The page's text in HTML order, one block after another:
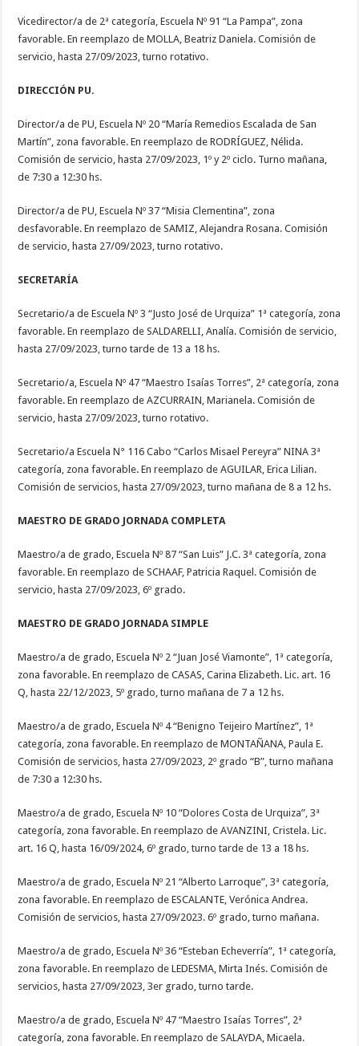
Vicedirector/a de 2ª categoría, Escuela Nº 91 “La Pampa”, zona
favorable. En reemplazo de MOLLA, Beatriz Daniela. Comisión de
servicio, hasta 27/09/2023, turno rotativo.
DIRECCIÓN PU.
Director/a de PU, Escuela Nº 20 “María Remedios Escalada de San
Martín”, zona favorable. En reemplazo de RODRÍGUEZ, Nélida.
Comisión de servicio, hasta 27/09/2023, 1º y 2º ciclo. Turno mañana,
de 7:30 a 12:30 hs.
Director/a de PU, Escuela Nº 37 “Misia Clementina”, zona
desfavorable. En reemplazo de SAMIZ, Alejandra Rosana. Comisión
de servicio, hasta 27/09/2023, turno rotativo.
SECRETARÍA
Secretario/a de Escuela Nº 3 “Justo José de Urquiza” 1ª categoría, zona
favorable. En reemplazo de SALDARELLI, Analía. Comisión de servicio,
hasta 27/09/2023, turno tarde de 13 a 18 hs.
Secretario/a, Escuela Nº 47 “Maestro Isaías Torres”, 2ª categoría, zona
favorable. En reemplazo de AZCURRAIN, Marianela. Comisión de
servicio, hasta 27/09/2023, turno rotativo.
Secretario/a Escuela N° 116 Cabo “Carlos Misael Pereyra” NINA 3ª
categoría, zona favorable. En reemplazo de AGUILAR, Erica Lilian.
Comisión de servicios, hasta 27/09/2023, turno mañana de 8 a 12 hs.
MAESTRO DE GRADO JORNADA COMPLETA
Maestro/a de grado, Escuela Nº 87 “San Luis” J.C. 3ª categoría, zona
favorable. En reemplazo de SCHAAF, Patricia Raquel. Comisión de
servicio, hasta 27/09/2023, 6º grado.
MAESTRO DE GRADO JORNADA SIMPLE
Maestro/a de grado, Escuela Nº 2 “Juan José Viamonte”, 1ª categoría,
zona favorable. En reemplazo de CASAS, Carina Elizabeth. Lic. art. 16
Q, hasta 22/12/2023, 5º grado, turno mañana de 7 a 12 hs.
Maestro/a de grado, Escuela Nº 4 “Benigno Teijeiro Martínez”, 1ª
categoría, zona favorable. En reemplazo de MONTAÑANA, Paula E.
Comisión de servicios, hasta 27/09/2023, 2º grado “B”, turno mañana
de 7:30 a 12:30 hs.
Maestro/a de grado, Escuela Nº 10 “Dolores Costa de Urquiza”, 3ª
categoría, zona favorable. En reemplazo de AVANZINI, Cristela. Lic.
art. 16 Q, hasta 16/09/2024, 6º grado, turno tarde de 13 a 18 hs.
Maestro/a de grado, Escuela Nº 21 “Alberto Larroque”, 3ª categoría,
zona favorable. En reemplazo de ESCALANTE, Verónica Andrea.
Comisión de servicios, hasta 27/09/2023. 6º grado, turno mañana.
Maestro/a de grado, Escuela Nº 36 “Esteban Echeverría”, 1ª categoría,
zona favorable. En reemplazo de LEDESMA, Mirta Inés. Comisión de
servicios, hasta 27/09/2023, 3er grado, turno tarde.
Maestro/a de grado, Escuela Nº 47 “Maestro Isaías Torres”, 2ª
categoría, zona favorable. En reemplazo de SALAYDA, Micaela.